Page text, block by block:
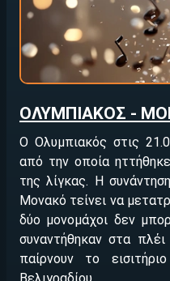
ΟΛΥΜΠΙΑΚΟΣ -
Ο Ολυμπιακός στις
από την οποία
της λίγκας. Η
Μονακό τείνει να
δύο μονομάχοι δεν
συναντήθηκαν στα
παίρνουν το